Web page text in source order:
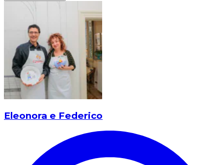
Eleonora e Federico